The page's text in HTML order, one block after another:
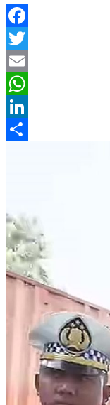
Facebook
Twitter
Email
WhatsApp
LinkedIn